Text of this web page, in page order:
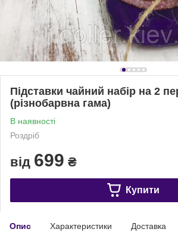
Підставки чайний набір на 2
(різнобарвна гама)
В наявності
Роздріб
від 699 ₴
Купити
Опис Характеристики Доставка